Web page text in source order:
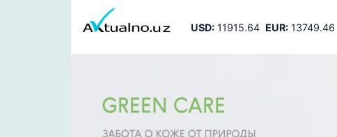
USD:11915.64 EUR:13749.46